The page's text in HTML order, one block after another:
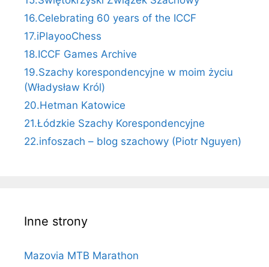
16.Celebrating 60 years of the ICCF
17.iPlayooChess
18.ICCF Games Archive
19.Szachy korespondencyjne w moim życiu
(Władysław Król)
20.Hetman Katowice
21.Łódzkie Szachy Korespondencyjne
22.infoszach – blog szachowy (Piotr Nguyen)
Inne strony
Mazovia MTB Marathon